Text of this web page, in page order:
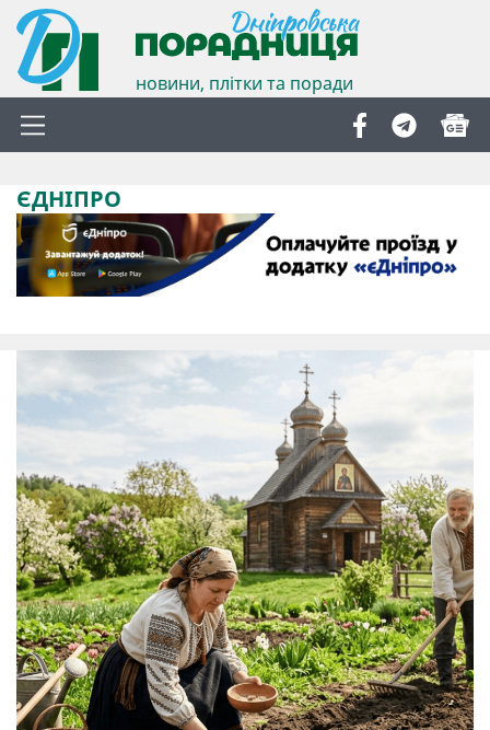
новини, плітки та поради
ЄДНІПРО